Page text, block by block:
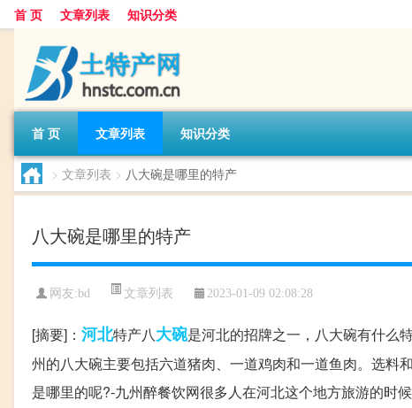
首 页 文章列表 知识分类
首 页 文章列表 知识分类
> 文章列表 > 八大碗是哪里的特产
八大碗是哪里的特产
网友:bd 文章列表 2023-01-09 02:08:28
[摘要]： 河北特产八大碗是河北的招牌之一，八大碗有什么
州的八大碗主要包括六道猪肉、一道鸡肉和一道鱼肉。选料
是哪里的呢?-九州醉餐饮网很多人在河北这个地方旅游的时